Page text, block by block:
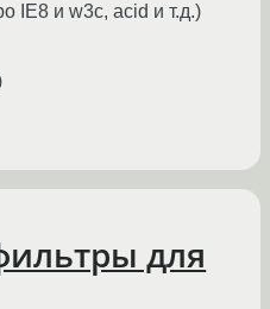
IE8 и w3c, acid и т.д.)
для